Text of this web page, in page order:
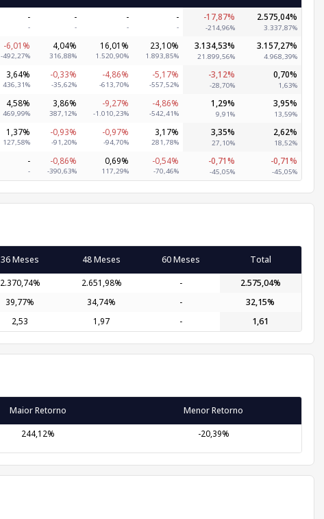
-
-
-
-
-
-
-
-
-17,87%
-214,96%
2.575,04%
3.337,87%
-6,01%
-492,27%
4,04%
316,88%
16,01%
1.520,90%
23,10%
1.893,85%
3.134,53%
21.899,56%
3.157,27%
4.968,39%
3,64%
436,31%
-0,33%
-35,62%
-4,86%
-613,70%
-5,17%
-557,52%
-3,12%
-28,70%
0,70%
1,63%
4,58%
469,99%
3,86%
387,12%
-9,27%
-1.010,23%
-4,86%
-542,41%
1,29%
9,91%
3,95%
13,59%
1,37%
127,58%
-0,93%
-91,20%
-0,97%
-94,70%
3,17%
281,78%
3,35%
27,10%
2,62%
18,52%
-
-
-0,86%
-390,63%
0,69%
117,29%
-0,54%
-70,46%
-0,71%
-45,05%
-0,71%
-45,05%
36 Meses 48 Meses 60 Meses Total
2.370,74% 2.651,98% - 2.575,04%
39,77% 34,74% - 32,15%
2,53 1,97 - 1,61
Maior Retorno Menor Retorno
244,12% -20,39%